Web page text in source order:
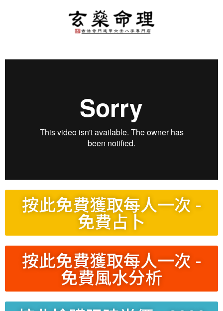
按此免費獲取每人一次 -
免費占卜
按此免費獲取每人一次 -
免費風水分析